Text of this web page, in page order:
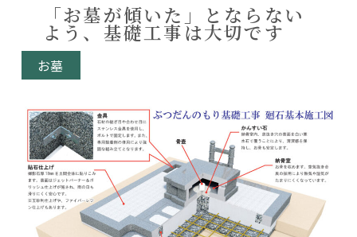
「お墓が傾いた」とならない
よう、基礎工事は大切です
お墓